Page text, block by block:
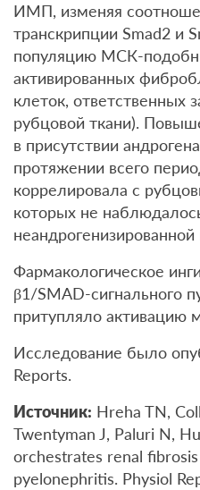
ИМП, изменяя
транскрипции Smad2 и
популяцию МСК-
активированных
клеток, ответственных
рубцовой ткани).
в присутствии
протяжении всего
коррелировала с
которых не
Фармакологическое
β1/SMAD-сигнального
притупляло активацию
Исследование было
Reports.
Источник: Hreha TN,
Twentyman J, Paluri N,
orchestrates renal
pyelonephritis. Physiol